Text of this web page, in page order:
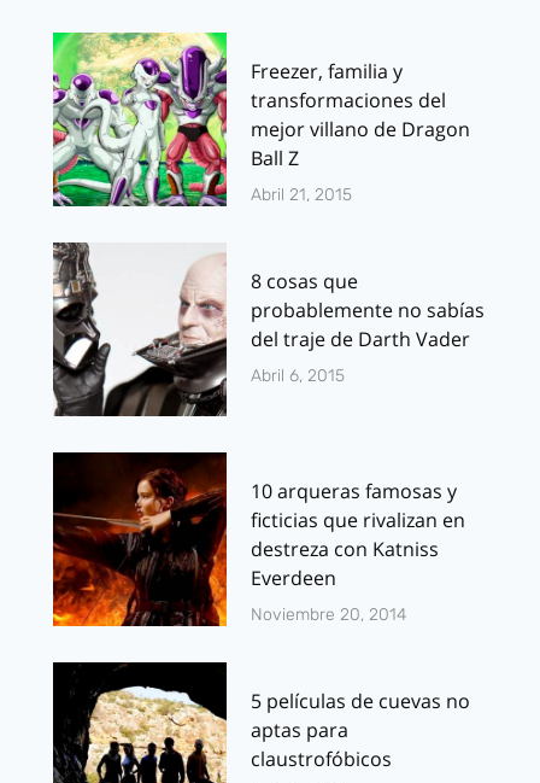
Freezer, familia y
transformaciones del
mejor villano de Dragon
Ball Z
Abril 21, 2015
8 cosas que
probablemente no sabías
del traje de Darth Vader
Abril 6, 2015
10 arqueras famosas y
ficticias que rivalizan en
destreza con Katniss
Everdeen
Noviembre 20, 2014
5 películas de cuevas no
aptas para
claustrofóbicos